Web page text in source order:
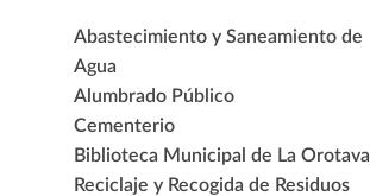
Abastecimiento y Saneamiento de
Agua
Alumbrado Público
Cementerio
Biblioteca Municipal de La Orotava
Reciclaje y Recogida de Residuos